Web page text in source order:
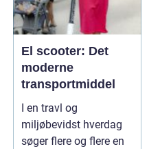
El scooter: Det
moderne
transportmiddel
I en travl og
miljøbevidst hverdag
søger flere og flere en